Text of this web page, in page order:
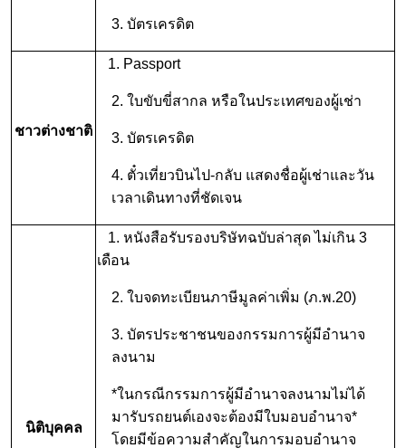
3. บัตรเครดิต
ชาวต่างชาติ
1. Passport
2. ใบขับขี่สากล หรือในประเทศของผู้เช่า
3. บัตรเครดิต
4. ตั๋วเที่ยวบินไป-กลับ แสดงชื่อผู้เช่าและวัน
เวลาเดินทางที่ชัดเจน
นิติบุคคล
1. หนังสือรับรองบริษัทฉบับล่าสุด ไม่เกิน 3
เดือน
2. ใบจดทะเบียนภาษีมูลค่าเพิ่ม (ภ.พ.20)
3. บัตรประชาชนของกรรมการผู้มีอำนาจ
ลงนาม
*ในกรณีกรรมการผู้มีอำนาจลงนามไม่ได้
มารับรถยนต์เองจะต้องมีใบมอบอำนาจ*
โดยมีข้อความสำคัญในการมอบอำนาจ